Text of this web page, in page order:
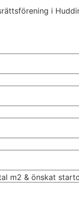
m2 & önskat